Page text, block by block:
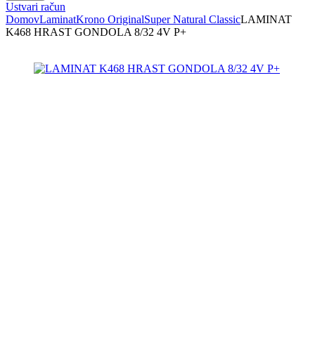
Ustvari račun
DomovLaminatKrono OriginalSuper Natural ClassicLAMINAT
K468 HRAST GONDOLA 8/32 4V P+